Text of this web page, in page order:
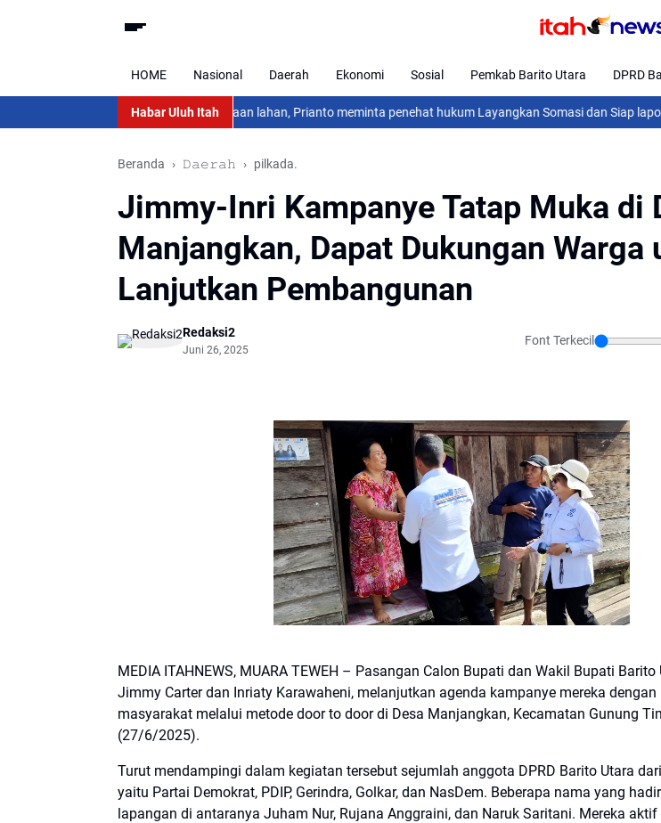
HOME Nasional Daerah Ekonomi Sosial Pemkab Barito Utara DPRD
Habar Uluh Itah
camat Lahei dalam Pendataan lahan, Prianto meminta penehat hukum Layangkan Somasi dan Siap laporkan
Beranda 𝙳𝚊𝚎𝚛𝚊𝚑 pilkada.
Jimmy-Inri Kampanye Tatap Muka di
Manjangkan, Dapat Dukungan Warga
Lanjutkan Pembangunan
Redaksi2
Juni 26, 2025
Font Terkecil
MEDIA ITAHNEWS, MUARA TEWEH – Pasangan Calon Bupati dan Wakil Bupati
Jimmy Carter dan Inriaty Karawaheni, melanjutkan agenda kampanye mereka
masyarakat melalui metode door to door di Desa Manjangkan, Kecamatan Gunung
(27/6/2025).
Turut mendampingi dalam kegiatan tersebut sejumlah anggota DPRD Barito Utara
yaitu Partai Demokrat, PDIP, Gerindra, Golkar, dan NasDem. Beberapa nama yang
lapangan di antaranya Juham Nur, Rujana Anggraini, dan Naruk Saritani. Mereka